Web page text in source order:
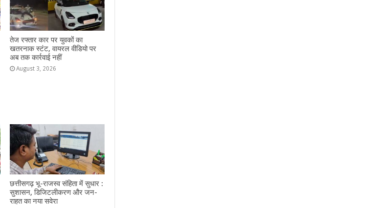
तेज रफ्तार कार पर युवकों का
खतरनाक स्टंट, वायरल वीडियो पर
अब तक कार्रवाई नहीं
August 3, 2026
छत्तीसगढ़ भू-राजस्व संहिता में सुधार :
सुशासन, डिजिटलीकरण और जन-
राहत का नया सवेरा